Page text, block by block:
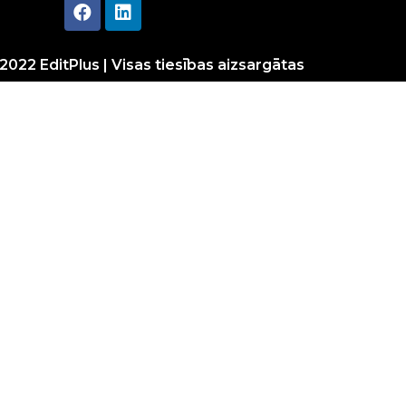
EditPlus | Visas tiesības aizsargātas